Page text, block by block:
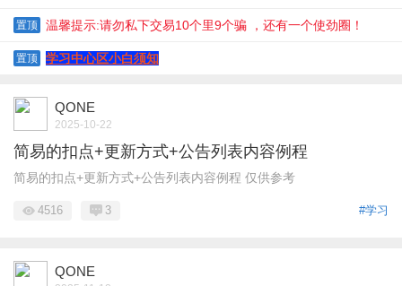
置顶 温馨提示:请勿私下交易10个里9个骗 ，还有一个使劲圈！
置顶 学习中心区小白须知
QONE
2025-10-22
简易的扣点+更新方式+公告列表内容例程
简易的扣点+更新方式+公告列表内容例程 仅供参考
#学习
4516 3
QONE